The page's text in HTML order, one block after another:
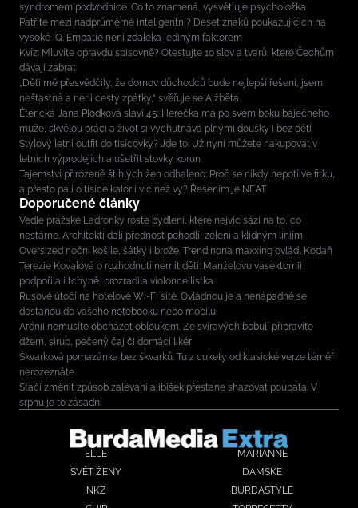
syndromem podvodnice. Co to znamená, vysvětluje psycholožka
Patříte mezi nadprůměrně inteligentní? Deset znaků poukazujících na
vysoké IQ. Empatie není zdaleka jediným faktorem
Kvíz: Mluvíte opravdu spisovně? Otestujte 10 slov a tvarů, které Čechům
dávají zabrat
„Děti mě přesvědčily, že domov důchodců bude nejlepší řešení, jsem
nešťastná a není cesty zpátky,“ svěřuje se Alžběta
Éterická Jana Plodková slaví 45: Herečka má po svém boku báječného
muže, skvělou práci a život si vychutnává plnými doušky i bez dětí
Stylový letní outfit do tisícovky? Jde to. Už nyní můžete nakupovat v
letních výprodejích a ušetřit stovky korun
Tajemství přirozeně štíhlých žen odhaleno: Proč se nikdy nepotí ve fitku,
a přesto pálí o tisíce kalorií víc než vy? Řešením je NEAT
Doporučené články
Vedle pražské Ladronky roste bydlení, které nejvíc sází na to, co
nestárne. Architekti dali přednost pohodlí, zeleni a klidným liniím
Oversized noční košile, šátky i brože. Trend nona maxxing ovládl Kodaň
Terezie Kovalová o rozhodnutí nemít děti: Manželovu vasektomii
podpořila i tchyně, prozradila violoncellistka
Rusové útočí na hotelové Wi-Fi sítě. Ovládnou je a nenápadně se
dostanou do vašeho notebooku nebo mobilu
Arónii nemusíte obcházet obloukem. Ze svíravých bobulí připravíte
džem, sirup, pečený čaj či domácí likér
Škvarková pomazánka bez škvarků: Tu z cukety od klasické verze téměř
nerozeznáte
Stačí změnit způsob zalévání a ibišek přestane shazovat poupata. V
srpnu je to zásadní
ELLE
MARIANNE
SVĚT ŽENY
DÁMSKÉ
NKZ
BURDASTYLE